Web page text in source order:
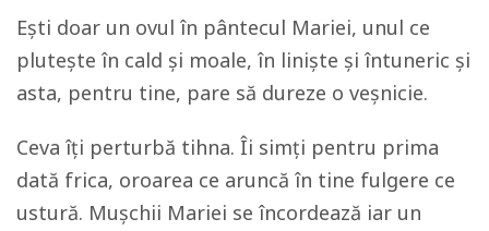
Ești doar un ovul în pântecul Mariei, unul ce
plutește în cald și moale, în liniște și întuneric și
asta, pentru tine, pare să dureze o veșnicie.
Ceva îți perturbă tihna. Îi simți pentru prima
dată frica, oroarea ce aruncă în tine fulgere ce
ustură. Mușchii Mariei se încordează iar un